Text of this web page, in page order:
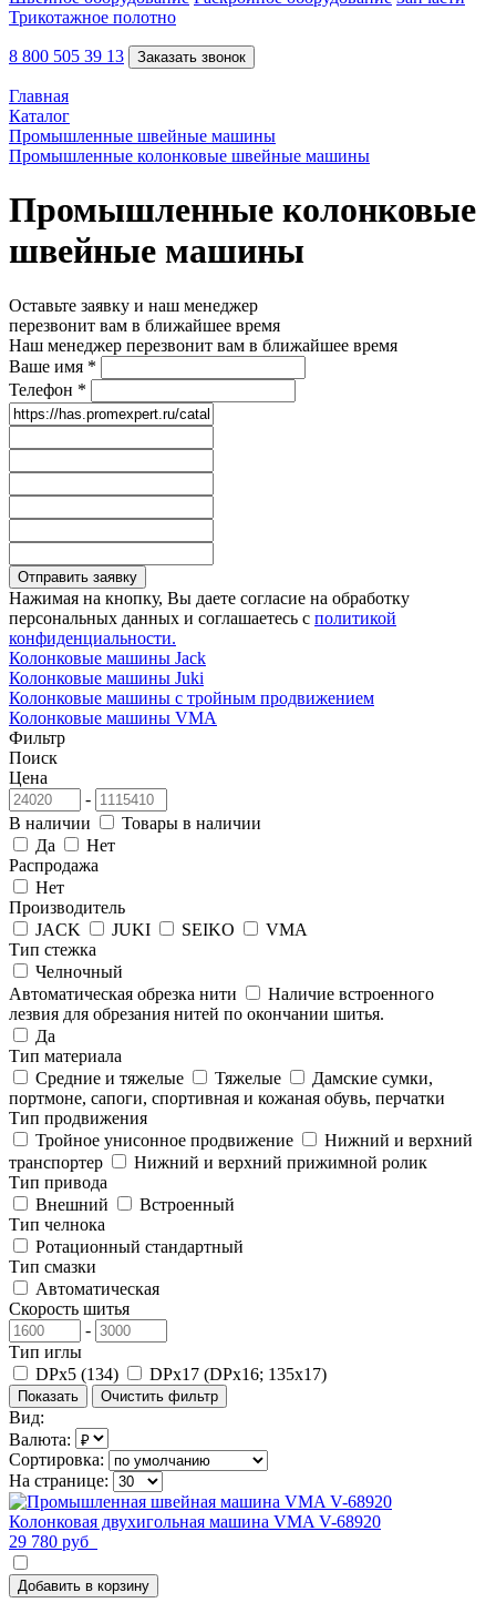
Трикотажное полотно
8 800 505 39 13 Заказать звонок
Главная
Каталог
Промышленные швейные машины
Промышленные колонковые швейные машины
Промышленные колонковые
швейные машины
Оставьте заявку и наш менеджер
перезвонит вам в ближайшее время
Наш менеджер перезвонит вам в ближайшее время
Ваше имя *
Телефон *
Отправить заявку
Нажимая на кнопку, Вы даете согласие на обработку
персональных данных и соглашаетесь с политикой
конфиденциальности.
Колонковые машины Jack
Колонковые машины Juki
Колонковые машины с тройным продвижением
Колонковые машины VMA
Фильтр
Поиск
Цена
-
В наличии
Товары в наличии
Да
Нет
Распродажа
Нет
Производитель
JACK
JUKI SEIKO
VMA
Тип стежка
Челночный
Автоматическая обрезка нити
Наличие встроенного
лезвия для обрезания нитей по окончании шитья.
Да
Тип материала
Средние и тяжелые
Тяжелые
Дамские сумки,
портмоне, сапоги, спортивная и кожаная обувь, перчатки
Тип продвижения
Тройное унисонное продвижение
Нижний и верхний
транспортер
Нижний и верхний прижимной ролик
Тип привода
Внешний
Встроенный
Тип челнока
Ротационный стандартный
Тип смазки
Автоматическая
Скорость шитья
-
Тип иглы
DPx5 (134)
DPx17 (DPx16; 135x17)
Вид:
Валюта:
Сортировка:
На странице:
Колонковая двухигольная машина VMA V-68920
29 780 руб
Добавить в корзину